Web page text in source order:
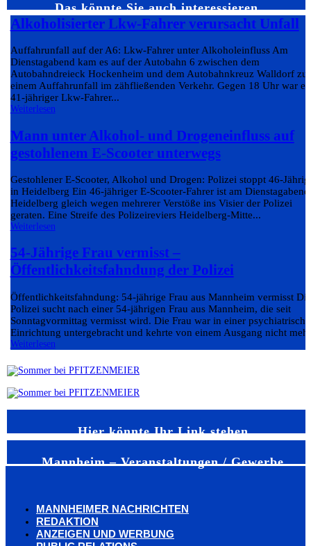
Das könnte Sie auch interessieren…
Alkoholisierter Lkw-Fahrer verursacht Unfall
Auffahrunfall auf der A6: Lkw-Fahrer unter Alkoholeinfluss Am
Dienstagabend kam es auf der Autobahn 6 zwischen dem
Autobahndreieck Hockenheim und dem Autobahnkreuz Walldorf zu
einem Auffahrunfall im zähfließenden Verkehr. Gegen 18 Uhr war
41-jähriger Lkw-Fahrer...
Weiterlesen
Mann unter Alkohol- und Drogeneinfluss auf
gestohlenem E-Scooter unterwegs
Gestohlener E-Scooter, Alkohol und Drogen: Polizei stoppt 46-
in Heidelberg Ein 46-jähriger E-Scooter-Fahrer ist am
Heidelberg gleich wegen mehrerer Verstöße ins Visier der Polizei
geraten. Eine Streife des Polizeireviers Heidelberg-Mitte...
Weiterlesen
54-Jährige Frau vermisst –
Öffentlichkeitsfahndung der Polizei
Öffentlichkeitsfahndung: 54-jährige Frau aus Mannheim vermisst Die
Polizei sucht nach einer 54-jährigen Frau aus Mannheim, die seit
Sonntagvormittag vermisst wird. Die Frau war in einer
Einrichtung untergebracht und kehrte von einem Ausgang nicht
Weiterlesen
Hier könnte Ihr Link stehen
Mannheim – Veranstaltungen / Gewerbe
MANNHEIMER NACHRICHTEN
REDAKTION
ANZEIGEN UND WERBUNG